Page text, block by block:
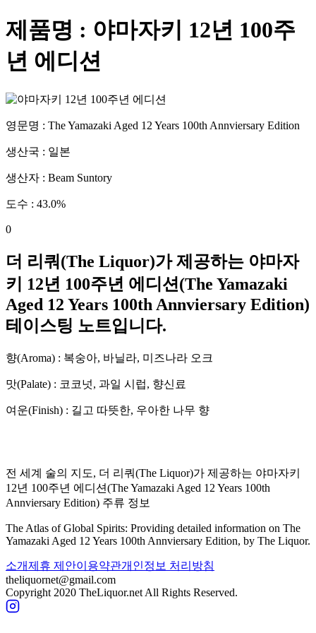
제품명 : 야마자키 12년 100주
년 에디션
영문명 : The Yamazaki Aged 12 Years 100th Annviersary Edition
생산국 : 일본
생산자 : Beam Suntory
도수 : 43.0%
0
더 리쿼(The Liquor)가 제공하는 야마자
키 12년 100주년 에디션(The Yamazaki
Aged 12 Years 100th Annviersary Edition)
테이스팅 노트입니다.
향(Aroma) : 복숭아, 바닐라, 미즈나라 오크
맛(Palate) : 코코넛, 과일 시럽, 향신료
여운(Finish) : 길고 따뜻한, 우아한 나무 향
전 세계 술의 지도, 더 리쿼(The Liquor)가 제공하는 야마자키
12년 100주년 에디션(The Yamazaki Aged 12 Years 100th
Annviersary Edition) 주류 정보
The Atlas of Global Spirits: Providing detailed information on The
Yamazaki Aged 12 Years 100th Annviersary Edition, by The Liquor.
소개제휴 제안이용약관개인정보 처리방침
theliquornet@gmail.com
Copyright 2020 TheLiquor.net All Rights Reserved.